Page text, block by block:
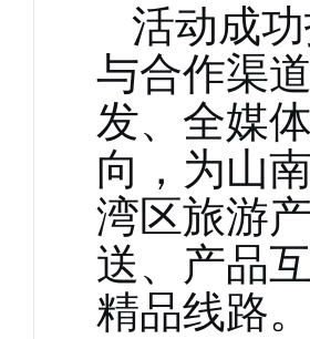
活动成
与合作渠
发、全媒
向，为山
湾区旅游
送、产品
精品线路。